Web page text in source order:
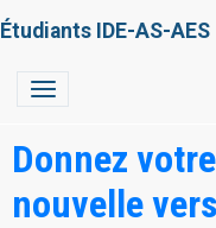
Étudiants IDE-AS-AES
Donnez
nouvelle